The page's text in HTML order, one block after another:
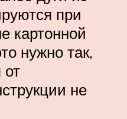
при
картонной
нужно так,
от
не